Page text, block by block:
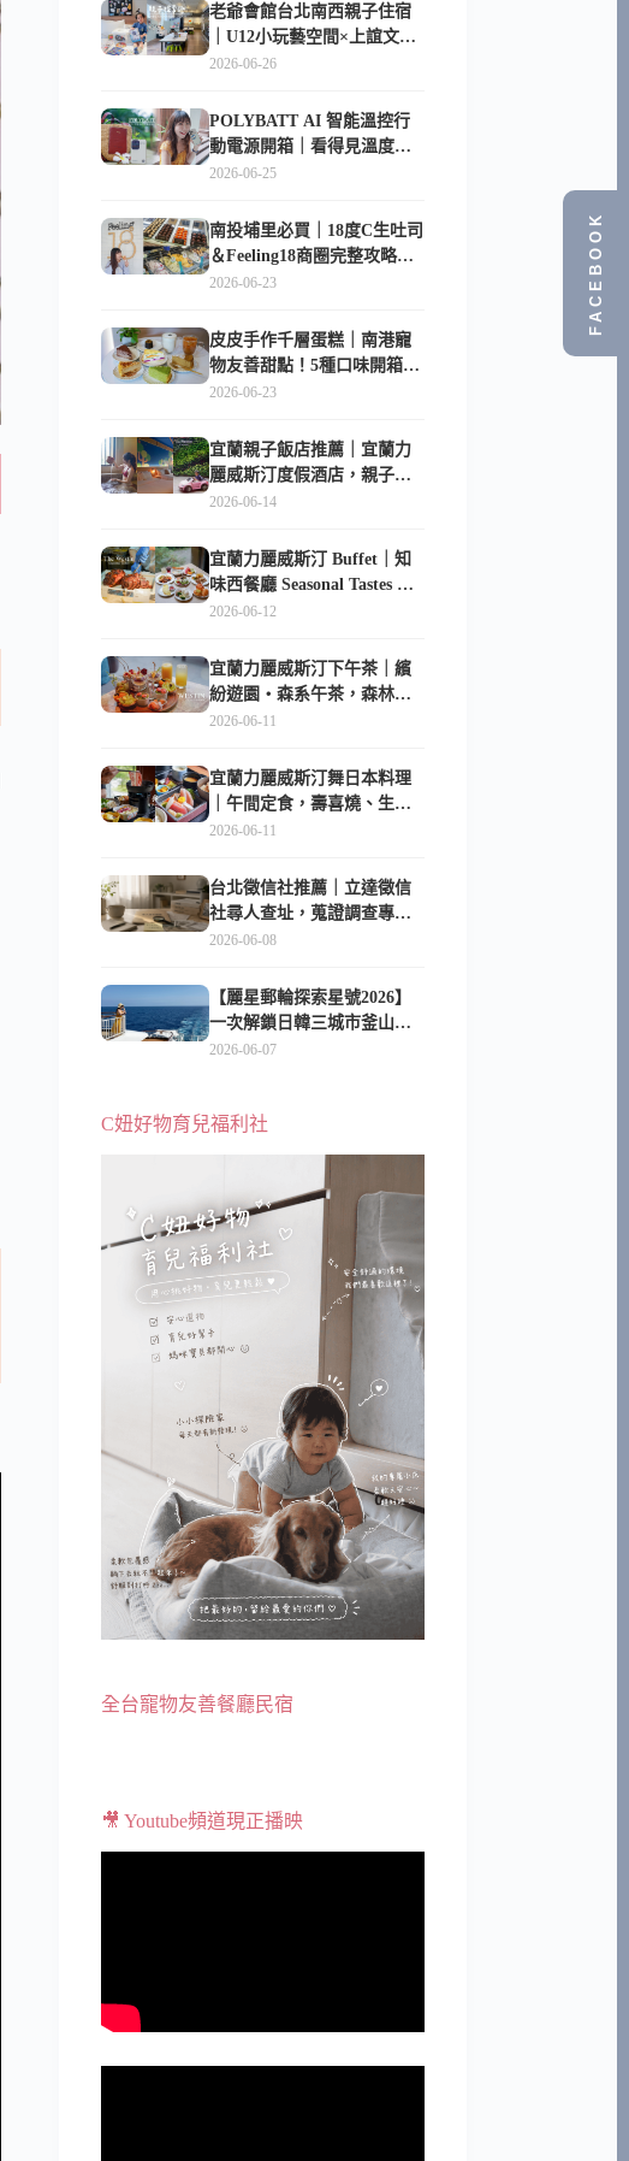
老爺會館台北南西親子住宿
｜U12小玩藝空間×上誼文
化，暑假帶孩子這樣玩
2026-06-26
POLYBATT AI 智能溫控行
動電源開箱｜看得見溫度與
電量，外出更安心的
2026-06-25
南投埔里必買｜18度C生吐司
＆Feeling18商圈完整攻略，
在地人帶路這樣逛
2026-06-23
皮皮手作千層蛋糕｜南港寵
物友善甜點！5種口味開箱，
比Lady M便宜一半的台北隱
2026-06-23
宜蘭親子飯店推薦｜宜蘭力
麗威斯汀度假酒店，親子
房、Buffet、泳池、兒童俱樂
2026-06-14
宜蘭力麗威斯汀 Buffet｜知
味西餐廳 Seasonal Tastes 晚
餐早餐吃什麼？
2026-06-12
宜蘭力麗威斯汀下午茶｜繽
紛遊園・森系午茶，森林系
甜點超好拍
2026-06-11
宜蘭力麗威斯汀舞日本料理
｜午間定食，壽喜燒、生魚
片與日式包廂空間
2026-06-11
台北徵信社推薦｜立達徵信
社尋人查址，蒐證調查專家
陪你找回失聯的家人
2026-06-08
【麗星郵輪探索星號2026】
一次解鎖日韓三城市釜山、
長崎、那霸｜餐點升級、表
2026-06-07
C妞好物育兒福利社
全台寵物友善餐廳民宿
🎥 Youtube頻道現正播映
FACEBOOK